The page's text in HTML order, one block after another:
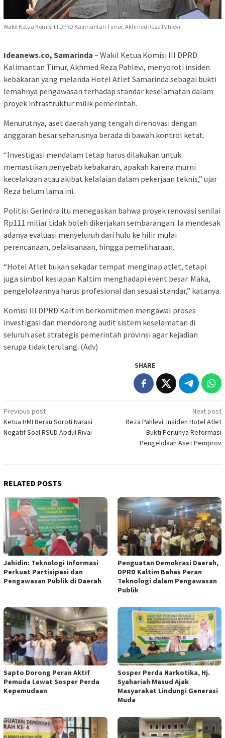
Wakil Ketua Komisi III DPRD Kalimantan Timur, Akhmed Reza Pahlevi.
Ideanews.co, Samarinda – Wakil Ketua Komisi III DPRD
Kalimantan Timur, Akhmed Reza Pahlevi, menyoroti insiden
kebakaran yang melanda Hotel Atlet Samarinda sebagai bukti
lemahnya pengawasan terhadap standar keselamatan dalam
proyek infrastruktur milik pemerintah.
Menurutnya, aset daerah yang tengah direnovasi dengan
anggaran besar seharusnya berada di bawah kontrol ketat.
“Investigasi mendalam tetap harus dilakukan untuk
memastikan penyebab kebakaran, apakah karena murni
kecelakaan atau akibat kelalaian dalam pekerjaan teknis,” ujar
Reza belum lama ini.
Politisi Gerindra itu menegaskan bahwa proyek renovasi senilai
Rp111 miliar tidak boleh dikerjakan sembarangan. Ia mendesak
adanya evaluasi menyeluruh dari hulu ke hilir mulai
perencanaan, pelaksanaan, hingga pemeliharaan.
“Hotel Atlet bukan sekadar tempat menginap atlet, tetapi
juga simbol kesiapan Kaltim menghadapi event besar. Maka,
pengelolaannya harus profesional dan sesuai standar,” katanya.
Komisi III DPRD Kaltim berkomitmen mengawal proses
investigasi dan mendorong audit sistem keselamatan di
seluruh aset strategis pemerintah provinsi agar kejadian
serupa tidak terulang. (Adv)
SHARE
Post
navigation
Previous post
Ketua HMI Berau Soroti Narasi
Negatif Soal RSUD Abdul Rivai
Next post
Reza Pahlevi: Insiden Hotel Atlet
Bukti Perlunya Reformasi
Pengelolaan Aset Pemprov
RELATED POSTS
Jahidin: Teknologi Informasi
Perkuat Partisipasi dan
Pengawasan Publik di Daerah
Penguatan Demokrasi Daerah,
DPRD Kaltim Bahas Peran
Teknologi dalam Pengawasan
Publik
Sapto Dorong Peran Aktif
Pemuda Lewat Sosper Perda
Kepemudaan
Sosper Perda Narkotika, Hj.
Syahariah Masud Ajak
Masyarakat Lindungi Generasi
Muda